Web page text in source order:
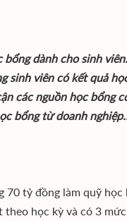
dành cho sinh
sinh viên có kết quả
các nguồn học bổng
bổng từ doanh
tỷ đồng làm quỹ
học kỳ và có 3